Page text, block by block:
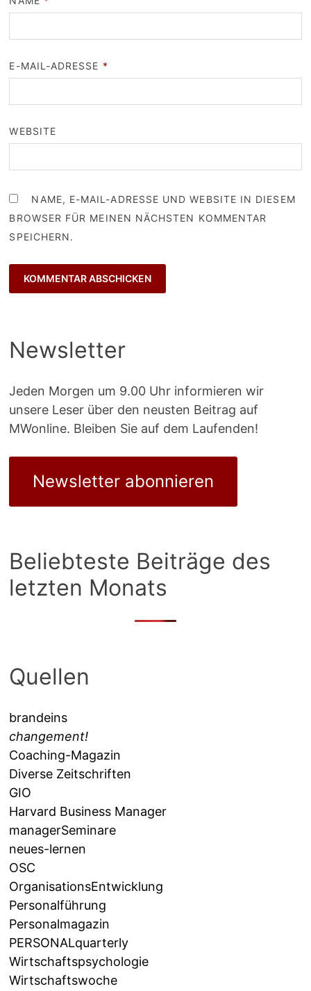
E-MAIL-ADRESSE *
WEBSITE
NAME, E-MAIL-ADRESSE UND WEBSITE IN DIESEM
BROWSER FÜR MEINEN NÄCHSTEN KOMMENTAR
SPEICHERN.
Newsletter
Jeden Morgen um 9.00 Uhr informieren wir
unsere Leser über den neusten Beitrag auf
MWonline. Bleiben Sie auf dem Laufenden!
Newsletter abonnieren
Beliebteste Beiträge des
letzten Monats
Quellen
brandeins
changement!
Coaching-Magazin
Diverse Zeitschriften
GIO
Harvard Business Manager
managerSeminare
neues-lernen
OSC
OrganisationsEntwicklung
Personalführung
Personalmagazin
PERSONALquarterly
Wirtschaftspsychologie
Wirtschaftswoche